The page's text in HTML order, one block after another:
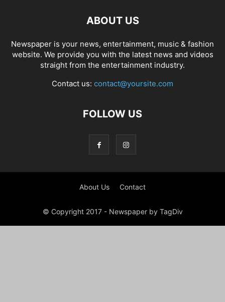
ABOUT US
Newspaper is your news, entertainment, music & fashion
website. We provide you with the latest news and videos
straight from the entertainment industry.
Contact us: contact@yoursite.com
FOLLOW US
About Us Contact
© Copyright 2017 - Newspaper by TagDiv